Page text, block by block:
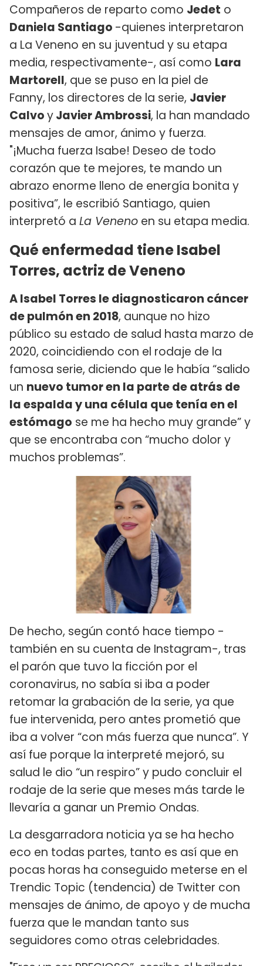
Compañeros de reparto como Jedet o
Daniela Santiago -quienes interpretaron
a La Veneno en su juventud y su etapa
media, respectivamente-, así como Lara
Martorell, que se puso en la piel de
Fanny, los directores de la serie, Javier
CalvoyJavier Ambrossi, la han mandado
mensajes de amor, ánimo y fuerza.
"¡Mucha fuerza Isabe! Deseo de todo
corazón que te mejores, te mando un
abrazo enorme lleno de energía bonita y
positiva”, le escribió Santiago, quien
interpretó a La Veneno en su etapa media.
Qué enfermedad tiene Isabel
Torres, actriz de Veneno
A Isabel Torres le diagnosticaron cáncer
de pulmón en 2018, aunque no hizo
público su estado de salud hasta marzo de
2020, coincidiendo con el rodaje de la
famosa serie, diciendo que le había “salido
un nuevo tumor en la parte de atrás de
la espalda y una célula que tenía en el
estómago se me ha hecho muy grande” y
que se encontraba con “mucho dolor y
muchos problemas”.
De hecho, según contó hace tiempo -
también en su cuenta de Instagram-, tras
el parón que tuvo la ficción por el
coronavirus, no sabía si iba a poder
retomar la grabación de la serie, ya que
fue intervenida, pero antes prometió que
iba a volver “con más fuerza que nunca”. Y
así fue porque la interpreté mejoró, su
salud le dio “un respiro” y pudo concluir el
rodaje de la serie que meses más tarde le
llevaría a ganar un Premio Ondas.
La desgarradora noticia ya se ha hecho
eco en todas partes, tanto es así que en
pocas horas ha conseguido meterse en el
Trendic Topic (tendencia) de Twitter con
mensajes de ánimo, de apoyo y de mucha
fuerza que le mandan tanto sus
seguidores como otras celebridades.